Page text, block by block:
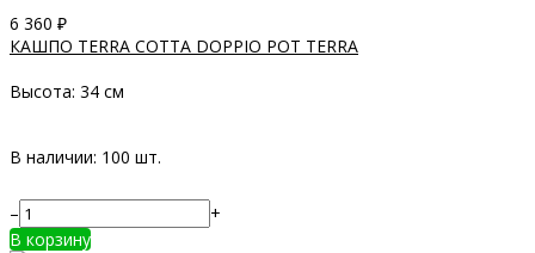
6 360 ₽
КАШПО TERRA COTTA DOPPIO POT TERRA
Высота: 34 см
В наличии: 100 шт.
–
+
В корзину